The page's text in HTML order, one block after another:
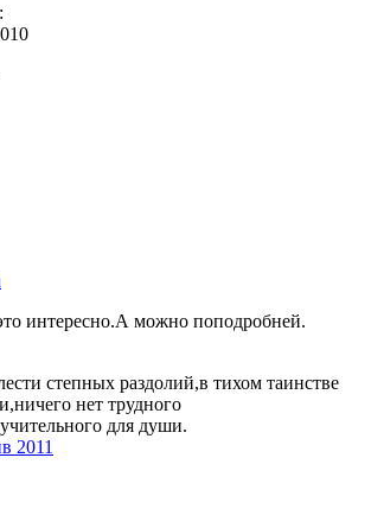
интересно.А можно поподробней.
степных раздолий,в тихом таинстве
нет трудного
для души.
2011